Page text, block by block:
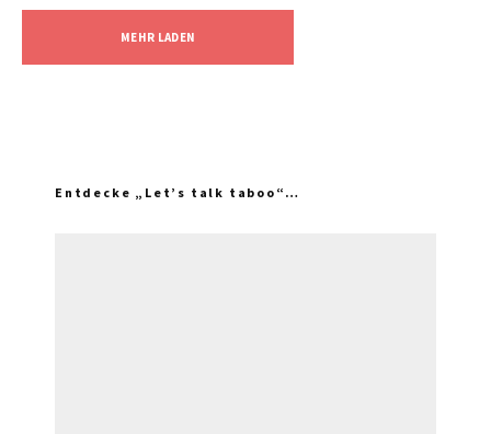
MEHR LADEN
Entdecke „Let’s talk taboo“…